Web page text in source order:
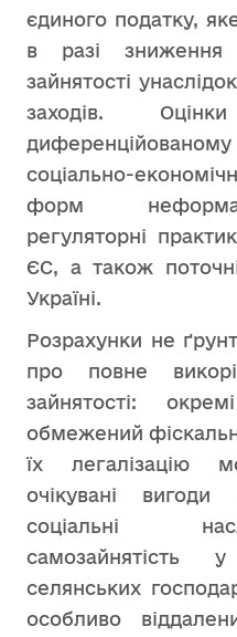
єдиного податку,
в разі зниження
зайнятості
заходів.
соціально-
форм
регуляторні
ЄС, а також
Україні.
Розрахунки не
про повне
зайнятості:
обмежений
їх легалізацію
очікувані
соціальні
самозайнятість
селянських
особливо